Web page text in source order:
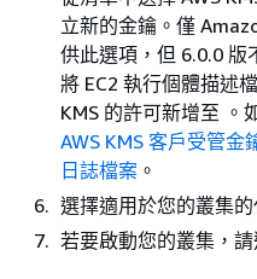
立新的金鑰。僅
供此選項，但 6.0.0 版
將 EC2 執行個體描述
KMS 的許可新增至 。
AWS KMS 客戶受管金
日誌檔案 。
選擇適用於您的叢集的
若要啟動您的叢集，